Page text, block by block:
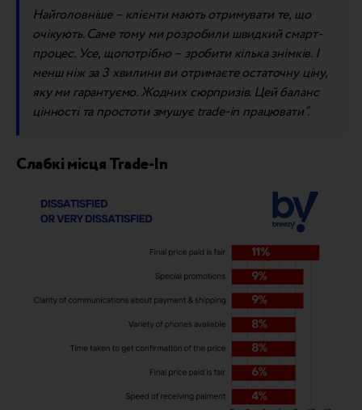
Найголовніше – клієнти мають отримувати те, що
очікують. Саме тому ми розробили швидкий смарт-
процес. Усе, щопотрібно – зробити кілька знімків. І
менш ніж за 3 хвилиниви отримаєте остаточну ціну,
яку ми гарантуємо. Жодних сюрпризів. Цей баланс
цінності та простоти змушує trade-in працювати”.
Слабкі місця Trade-In